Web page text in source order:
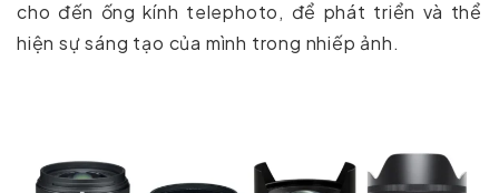
cho đến ống kính telephoto, để phát triển và thể
hiện sự sáng tạo của mình trong nhiếp ảnh.